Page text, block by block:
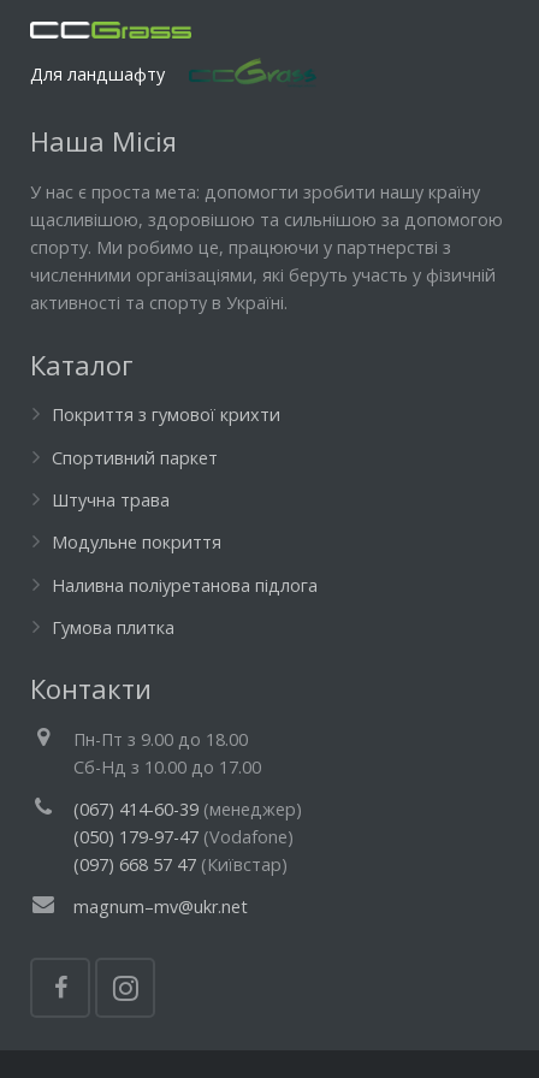
Для ландшафту
Наша Місія
У нас є проста мета: допомогти зробити нашу країну
щасливішою, здоровішою та сильнішою за допомогою
спорту. Ми робимо це, працюючи у партнерстві з
численними організаціями, які беруть участь у фізичній
активності та спорту в Україні.
Каталог
Покриття з гумової крихти
Спортивний паркет
Штучна трава
Модульне покриття
Наливна поліуретанова підлога
Гумова плитка
Контакти
Пн-Пт з 9.00 до 18.00
Cб-Нд з 10.00 до 17.00
(067) 414-60-39 (менеджер)
(050) 179-97-47 (Vodafone)
(097) 668 57 47 (Київстар)
magnum–mv@ukr.net